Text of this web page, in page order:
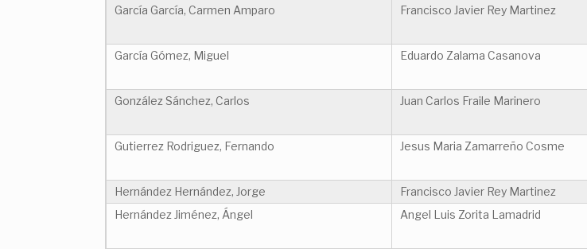
García García, Carmen Amparo
Francisco Javier Rey Martinez
García Gómez, Miguel
Eduardo Zalama Casanova
González Sánchez, Carlos
Juan Carlos Fraile Marinero
Gutierrez Rodriguez, Fernando
Jesus Maria Zamarreño Cosme
Hernández Hernández, Jorge
Francisco Javier Rey Martinez
Hernández Jiménez, Ángel
Angel Luis Zorita Lamadrid